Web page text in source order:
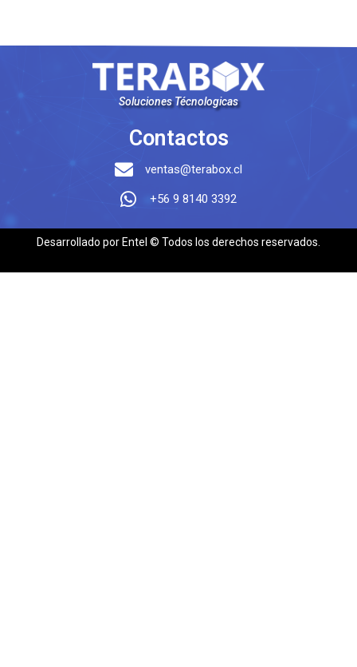
Soluciones Técnologicas
Contactos
ventas@terabox.cl
+56 9 8140 3392
Desarrollado por Entel © Todos los derechos reservados.